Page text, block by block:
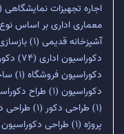
اجاره تجهیزات نمایشگاهی
معماری اداری بر اساس
آشپزخانه قدیمی (1)
دکوراسیون اداری (74)
دکوراسیون فروشگاه (1)
دکوراسیون (1) طراح
(1) طراحی دکور (1)
پروژه (1) طراحی